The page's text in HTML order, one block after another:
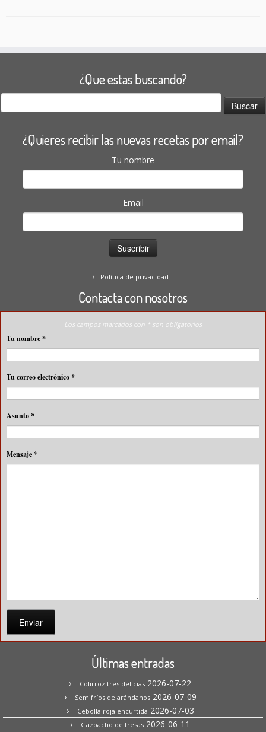
¿Que estas buscando?
Buscar:
¿Quieres recibir las nuevas recetas por email?
Tu nombre
Email
Política de privacidad
Contacta con nosotros
Los campos marcados con * son obligatorios
Tu nombre*
Tu correo electrónico*
Asunto*
Mensaje*
Enviar
Últimas entradas
Colirroz tres delicias 2026-07-22
Semifríos de arándanos 2026-07-09
Cebolla roja encurtida 2026-07-03
Gazpacho de fresas 2026-06-11